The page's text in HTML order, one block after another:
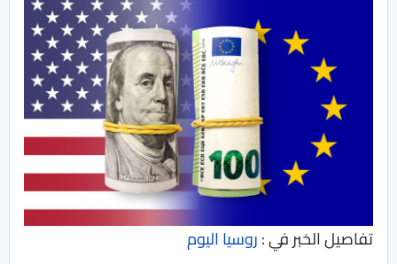
تفاصيل الخبر في :روسيا اليوم